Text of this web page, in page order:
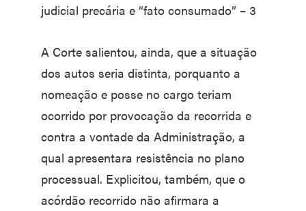
judicial precária e “fato consumado” – 3
A Corte salientou, ainda, que a situação
dos autos seria distinta, porquanto a
nomeação e posse no cargo teriam
ocorrido por provocação da recorrida e
contra a vontade da Administração, a
qual apresentara resistência no plano
processual. Explicitou, também, que o
acórdão recorrido não afirmara a